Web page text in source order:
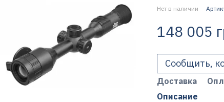
Нет в наличии
148 005
Сообщить,
Доставка
Описание